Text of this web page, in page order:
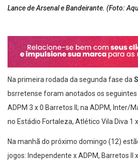
Lance de Arsenal e Bandeirante. (Foto:
Na primeira rodada da segunda fase da
bsrretense foram anotados os seguintes
ADPM 3 x 0 Barretos II; na ADPM, Inter/
no Estádio Fortaleza, Atlético Vila Diva 1
Na manhã do próximo domingo (12)
jogos: Independente x ADPM, Barretos II